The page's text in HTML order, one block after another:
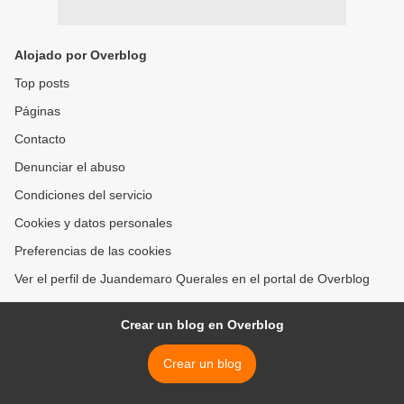
Alojado por Overblog
Top posts
Páginas
Contacto
Denunciar el abuso
Condiciones del servicio
Cookies y datos personales
Preferencias de las cookies
Ver el perfil de Juandemaro Querales en el portal de Overblog
Crear un blog en Overblog
Crear un blog